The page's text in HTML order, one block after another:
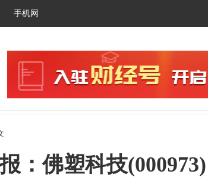
手机网
：佛塑科技